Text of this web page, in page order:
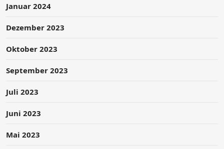
Januar 2024
Dezember 2023
Oktober 2023
September 2023
Juli 2023
Juni 2023
Mai 2023